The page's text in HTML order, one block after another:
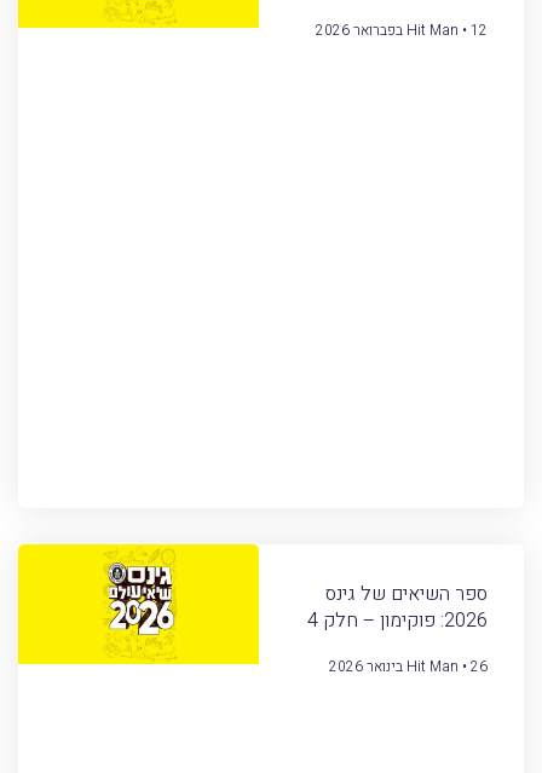
Hit Man 12 בפברואר 2026
ספר השיאים של גינס
2026: פוקימון – חלק 4
Hit Man 26 בינואר 2026